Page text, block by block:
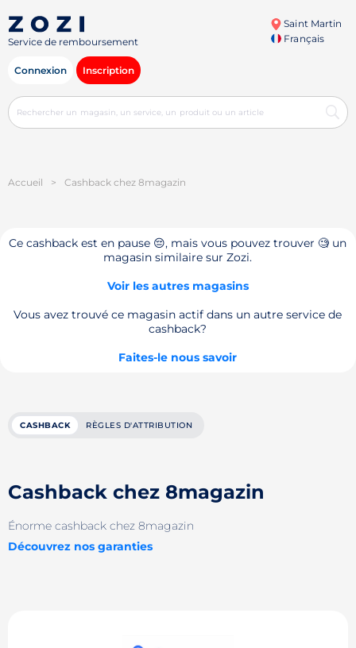
Service de remboursement
Saint Martin
Français
Connexion Inscription
Accueil > Cashback chez 8magazin
Ce cashback est en pause 😔, mais vous pouvez trouver 🧐 un
magasin similaire sur Zozi.
Voir les autres magasins
Vous avez trouvé ce magasin actif dans un autre service de
cashback?
Faites-le nous savoir
CASHBACK RÈGLES D'ATTRIBUTION
Cashback chez 8magazin
Énorme cashback chez 8magazin
Découvrez nos garanties